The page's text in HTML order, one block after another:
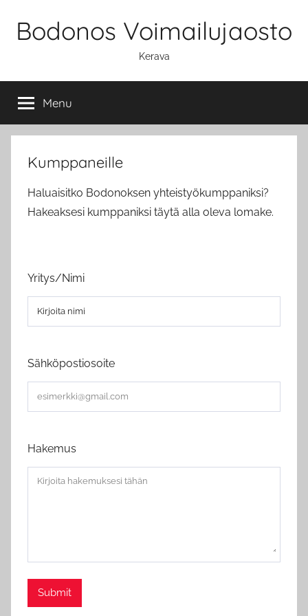
Bodonos Voimailujaosto
Kerava
Menu
Kumppaneille
Haluaisitko Bodonoksen yhteistyökumppaniksi?
Hakeaksesi kumppaniksi täytä alla oleva lomake.
Yritys/Nimi
Sähköpostiosoite
Hakemus
Submit